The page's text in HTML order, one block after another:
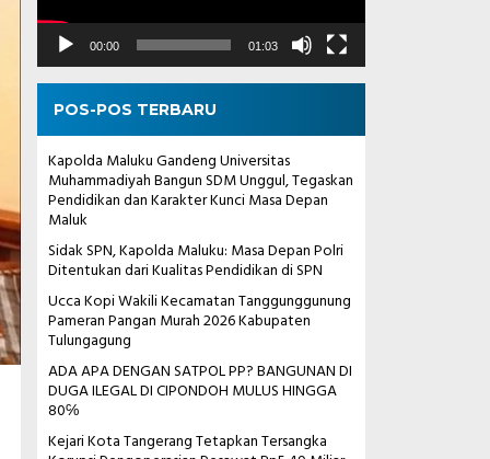
00:00 01:03
POS-POS TERBARU
Kapolda Maluku Gandeng Universitas
Muhammadiyah Bangun SDM Unggul, Tegaskan
Pendidikan dan Karakter Kunci Masa Depan
Maluk
Sidak SPN, Kapolda Maluku: Masa Depan Polri
Ditentukan dari Kualitas Pendidikan di SPN
Ucca Kopi Wakili Kecamatan Tanggunggunung
Pameran Pangan Murah 2026 Kabupaten
Tulungagung
ADA APA DENGAN SATPOL PP? BANGUNAN DI
DUGA ILEGAL DI CIPONDOH MULUS HINGGA
80℅
Kejari Kota Tangerang Tetapkan Tersangka